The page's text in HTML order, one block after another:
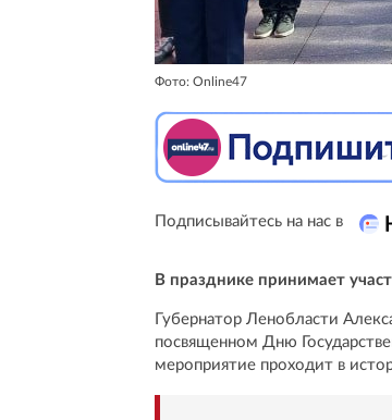
Фото: Online47
Подписывайтесь на нас в
В празднике принимает
Губернатор Ленобласти
посвященном Дню
мероприятие проходит в